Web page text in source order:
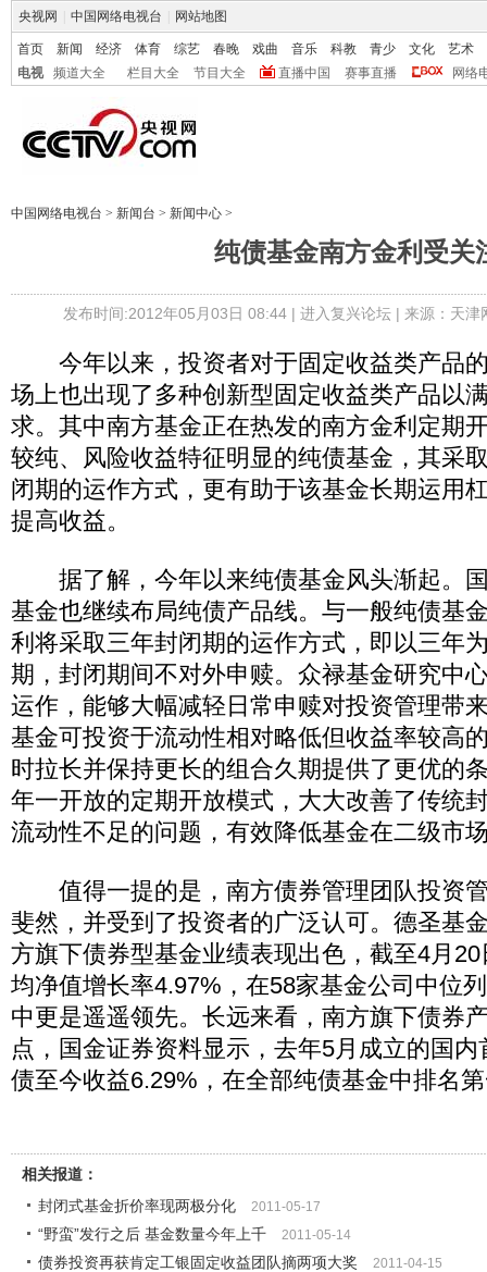
央视网 中国网络电视台 网站地图
首页 新闻 经济 体育 综艺 春晚 戏曲 音乐 科教 青少 文化
艺术
电视
频道大全 栏目大全 节目大全 直播中国 赛事直播 网络
中国网络电视台 > 新闻台 > 新闻中心 >
纯债基金南方金利受关
发布时间:2012年05月03日 08:44 | 进入复兴论坛 | 来源：天
今年以来，投资者对于固定收益类产品
场上也出现了多种创新型固定收益类产品以
求。其中南方基金正在热发的南方金利定期
较纯、风险收益特征明显的纯债基金，其采
闭期的运作方式，更有助于该基金长期运用
提高收益。
据了解，今年以来纯债基金风头渐起。
基金也继续布局纯债产品线。与一般纯债基
利将采取三年封闭期的运作方式，即以三年
期，封闭期间不对外申赎。众禄基金研究中
运作，能够大幅减轻日常申赎对投资管理带
基金可投资于流动性相对略低但收益率较高
时拉长并保持更长的组合久期提供了更优的
年一开放的定期开放模式，大大改善了传统
流动性不足的问题，有效降低基金在二级市
值得一提的是，南方债券管理团队投资
斐然，并受到了投资者的广泛认可。德圣基
方旗下债券型基金业绩表现出色，截至4月
均净值增长率4.97%，在58家基金公司中位
中更是遥遥领先。长远来看，南方旗下债券
点，国金证券资料显示，去年5月成立的国
债至今收益6.29%，在全部纯债基金中排名
相关报道：
封闭式基金折价率现两极分化
2011-05-17
“野蛮”发行之后 基金数量今年上千 2011-05-14
债券投资再获肯定工银固定收益团队摘两项大奖 2011-04-15